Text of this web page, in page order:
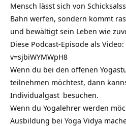
Mensch lässt sich von
Bahn werfen, sondern kommt
und bewältigt sein Leben wie
Diese Podcast-Episode als Video:
v=sjbiWYMWpH8
Wenn du bei den offenen
teilnehmen möchtest, dann
Individualgast besuchen.
Wenn du Yogalehrer werden
Ausbildung bei Yoga Vidya